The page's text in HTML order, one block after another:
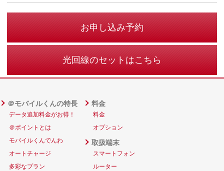
お申し込み予約
光回線のセットはこちら
＠モバイルくんの特長
データ追加料金がお得！
＠ポイントとは
モバイルくんでんわ
オートチャージ
多彩なプラン
料金
料金
オプション
取扱端末
スマートフォン
ルーター